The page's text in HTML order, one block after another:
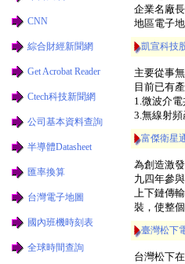
CNN
綜合財經新聞網
Get Acrobat Reader
Ctech科技新聞網
公司基本資料查詢
半導體Datasheet
匯率換算
台灣電子地圖
國內班機時刻表
全球時間查詢
企業名廠
地區電子
凱宣科技
主要從事
目前已有產
1.微波介電
3.無線射頻
富傑衛星
為創造激
九四年參
上下鏈傳
裝，使整
臺灣松下
台灣松下